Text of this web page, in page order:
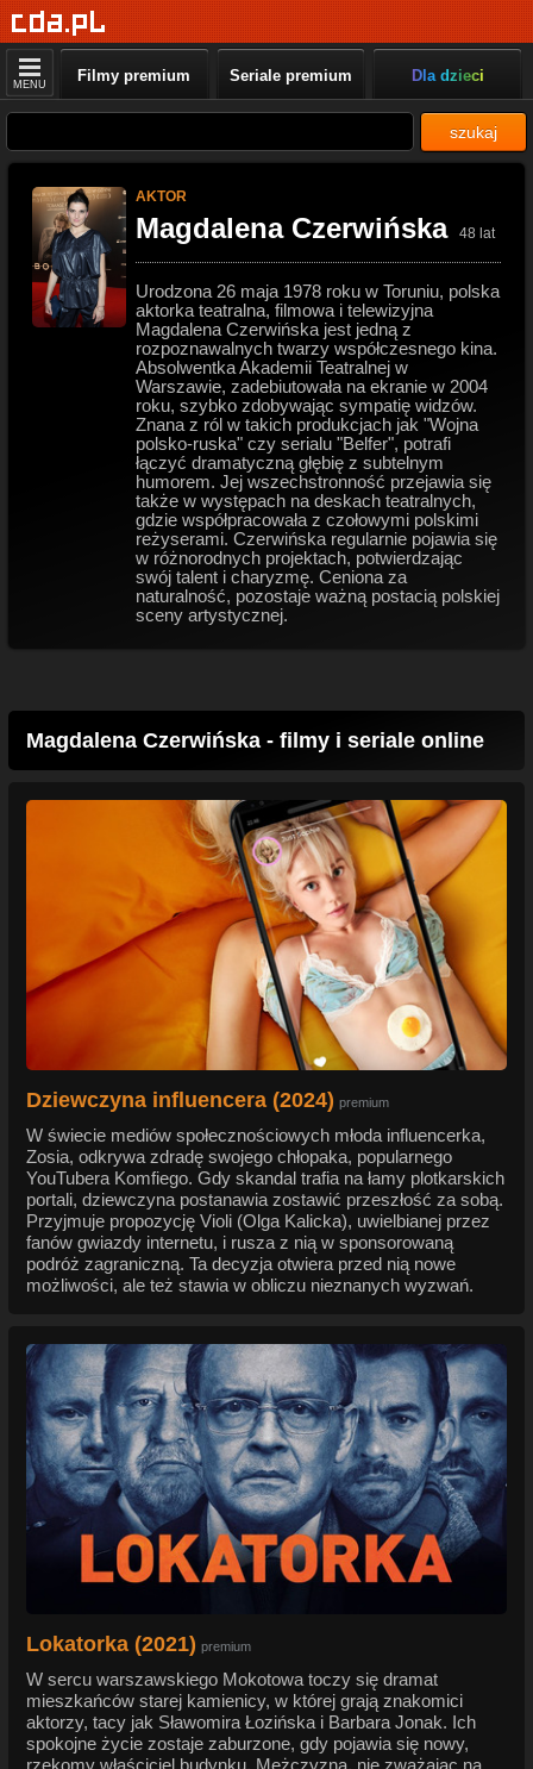
MENU Filmy premium Seriale premium Dla dzieci
szukaj
AKTOR
Magdalena Czerwińska 48 lat
Urodzona 26 maja 1978 roku w Toruniu, polska
aktorka teatralna, filmowa i telewizyjna
Magdalena Czerwińska jest jedną z
rozpoznawalnych twarzy współczesnego kina.
Absolwentka Akademii Teatralnej w
Warszawie, zadebiutowała na ekranie w 2004
roku, szybko zdobywając sympatię widzów.
Znana z ról w takich produkcjach jak "Wojna
polsko-ruska" czy serialu "Belfer", potrafi
łączyć dramatyczną głębię z subtelnym
humorem. Jej wszechstronność przejawia się
także w występach na deskach teatralnych,
gdzie współpracowała z czołowymi polskimi
reżyserami. Czerwińska regularnie pojawia się
w różnorodnych projektach, potwierdzając
swój talent i charyzmę. Ceniona za
naturalność, pozostaje ważną postacią polskiej
sceny artystycznej.
Magdalena Czerwińska - filmy i seriale online
Dziewczyna influencera (2024) premium
W świecie mediów społecznościowych młoda influencerka,
Zosia, odkrywa zdradę swojego chłopaka, popularnego
YouTubera Komfiego. Gdy skandal trafia na łamy plotkarskich
portali, dziewczyna postanawia zostawić przeszłość za sobą.
Przyjmuje propozycję Violi (Olga Kalicka), uwielbianej przez
fanów gwiazdy internetu, i rusza z nią w sponsorowaną
podróż zagraniczną. Ta decyzja otwiera przed nią nowe
możliwości, ale też stawia w obliczu nieznanych wyzwań.
Lokatorka (2021) premium
W sercu warszawskiego Mokotowa toczy się dramat
mieszkańców starej kamienicy, w której grają znakomici
aktorzy, tacy jak Sławomira Łozińska i Barbara Jonak. Ich
spokojne życie zostaje zaburzone, gdy pojawia się nowy,